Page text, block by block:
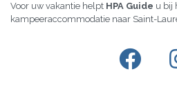
Voor uw vakantie helpt HPA Guide u bij
kampeeraccommodatie naar Saint-